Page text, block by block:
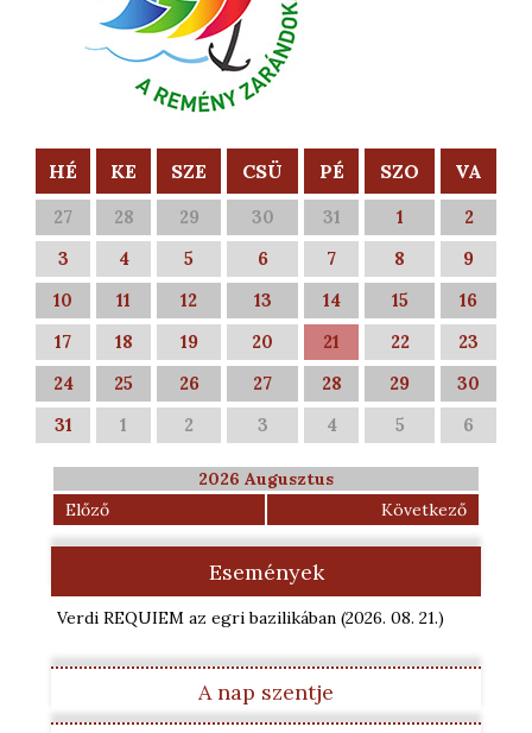
HÉ KE SZE CSÜ PÉ SZO VA
27 28 29 30 31 1
2
3
4 5 6 7 8
9
10
11 12 13 14 15
16
17
18 19 20 21 22
23
24
25 26 27 28 29
30
31
1 2 3 4 5 6
2026 Augusztus
Előző
Következő
Események
Verdi REQUIEM az egri bazilikában (2026. 08. 21.)
A nap szentje